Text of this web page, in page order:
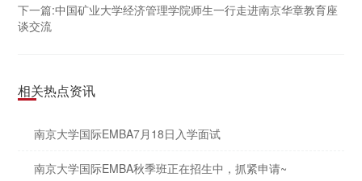
下一篇:中国矿业大学经济管理学院师生一行走进南京华章教育座
谈交流
相关热点资讯
南京大学国际EMBA7月18日入学面试
南京大学国际EMBA秋季班正在招生中，抓紧申请~